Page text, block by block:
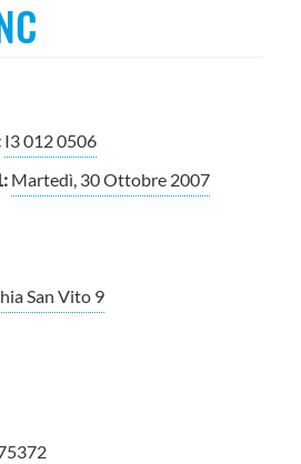
I3 012 0506
Martedì, 30 Ottobre 2007
San Vito 9